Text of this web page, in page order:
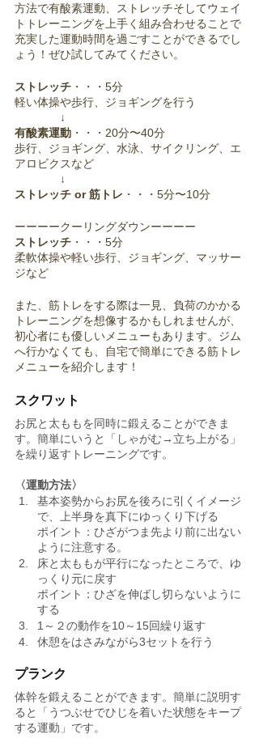
方法で有酸素運動、ストレッチそしてウェイ
トトレーニングを上手く組み合わせることで
充実した運動時間を過ごすことができるでし
ょう！ぜひ試してみてください。
ストレッチ ・・・5分
軽い体操や歩行、ジョギングを行う
↓
有酸素運動 ・・・20分〜40分
歩行、ジョギング、水泳、サイクリング、エ
アロビクスなど
↓
ストレッチ or 筋トレ ・・・5分〜10分
ーーーークーリングダウンーーーー
ストレッチ ・・・5分
柔軟体操や軽い歩行、ジョギング、マッサー
ジなど
また、筋トレをする際は一見、負荷のかかる
トレーニングを想像するかもしれませんが、
初心者にも優しいメニューもあります。ジム
へ行かなくても、自宅で簡単にできる筋トレ
メニューを紹介します！
スクワット
お尻と太ももを同時に鍛えることができま
す。簡単にいうと「しゃがむ→立ち上がる」
を繰り返すトレーニングです。
〈運動方法〉
基本姿勢からお尻を後ろに引くイメージ
で、上半身を真下にゆっくり下げる
ポイント：ひざがつま先より前に出ない
ように注意する。
床と太ももが平行になったところで、ゆ
っくり元に戻す
ポイント：ひざを伸ばし切らないように
する
1～２の動作を10～15回繰り返す
休憩をはさみながら3セットを行う
プランク
体幹を鍛えることができます。簡単に説明す
ると「うつぶせでひじを着いた状態をキープ
する運動」です。